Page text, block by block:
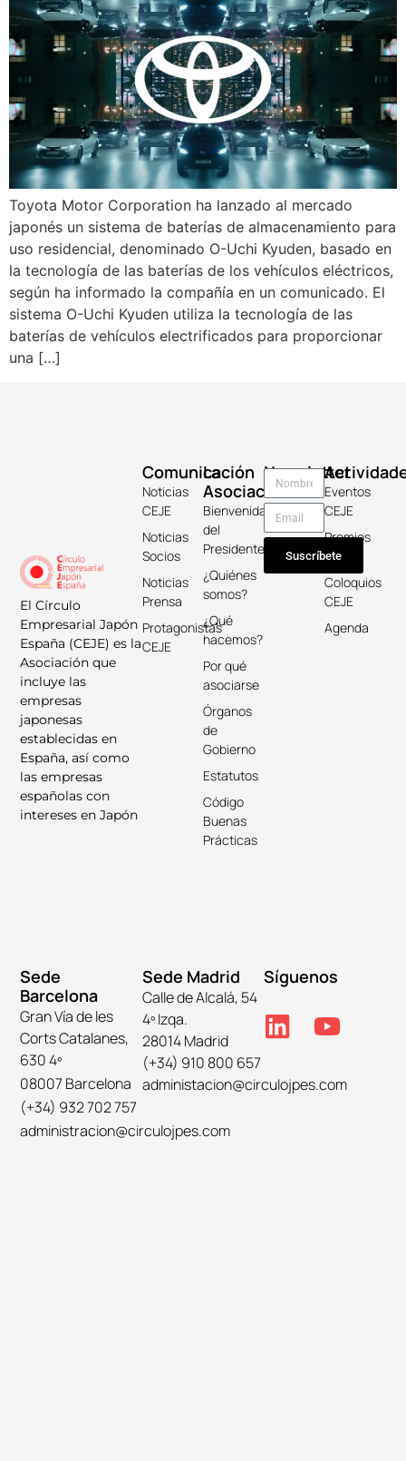
Toyota Motor Corporation ha lanzado al mercado
japonés un sistema de baterías de almacenamiento para
uso residencial, denominado O-Uchi Kyuden, basado en
la tecnología de las baterías de los vehículos eléctricos,
según ha informado la compañía en un comunicado. El
sistema O-Uchi Kyuden utiliza la tecnología de las
baterías de vehículos electrificados para proporcionar
una […]
El Círculo
Empresarial Japón
España (CEJE) es la
Asociación que
incluye las
empresas
japonesas
establecidas en
España, así como
las empresas
españolas con
intereses en Japón
La
Asociación
Bienvenida
del
Presidente
¿Quiénes
somos?
¿Qué
hacemos?
Por qué
asociarse
Órganos
de
Gobierno
Estatutos
Código
Buenas
Prácticas
Comunicación
Noticias
CEJE
Noticias
Socios
Noticias
Prensa
Protagonistas
CEJE
Eventos
CEJE
Premios
Keicho
Coloquios
CEJE
Agenda
Newsletter
Suscríbete
Sede
Barcelona
Gran Vía de les
Corts Catalanes,
630 4º
08007 Barcelona
(+34) 932 702 757
administracion@circulojpes.com
Sede Madrid
Calle de Alcalá, 54
4º Izqa.
28014 Madrid
(+34) 910 800 657
administacion@circulojpes.com
Síguenos